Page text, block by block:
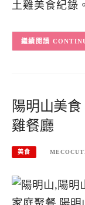
土雞美食紀錄
陽明山美
雞餐廳
美食